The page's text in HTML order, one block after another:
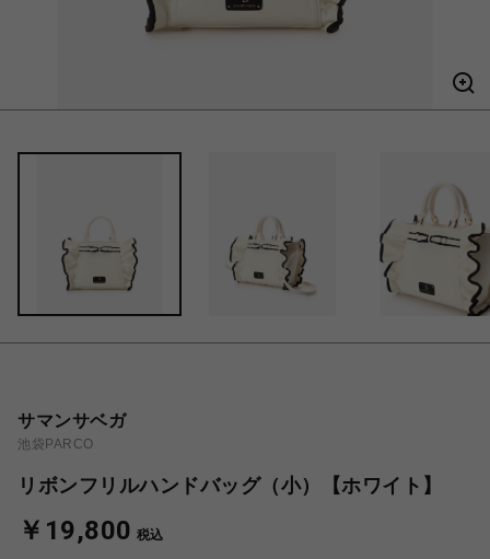
サマンサベガ
池袋PARCO
リボンフリルハンドバッグ（小）【ホワイト】
￥19,800 税込